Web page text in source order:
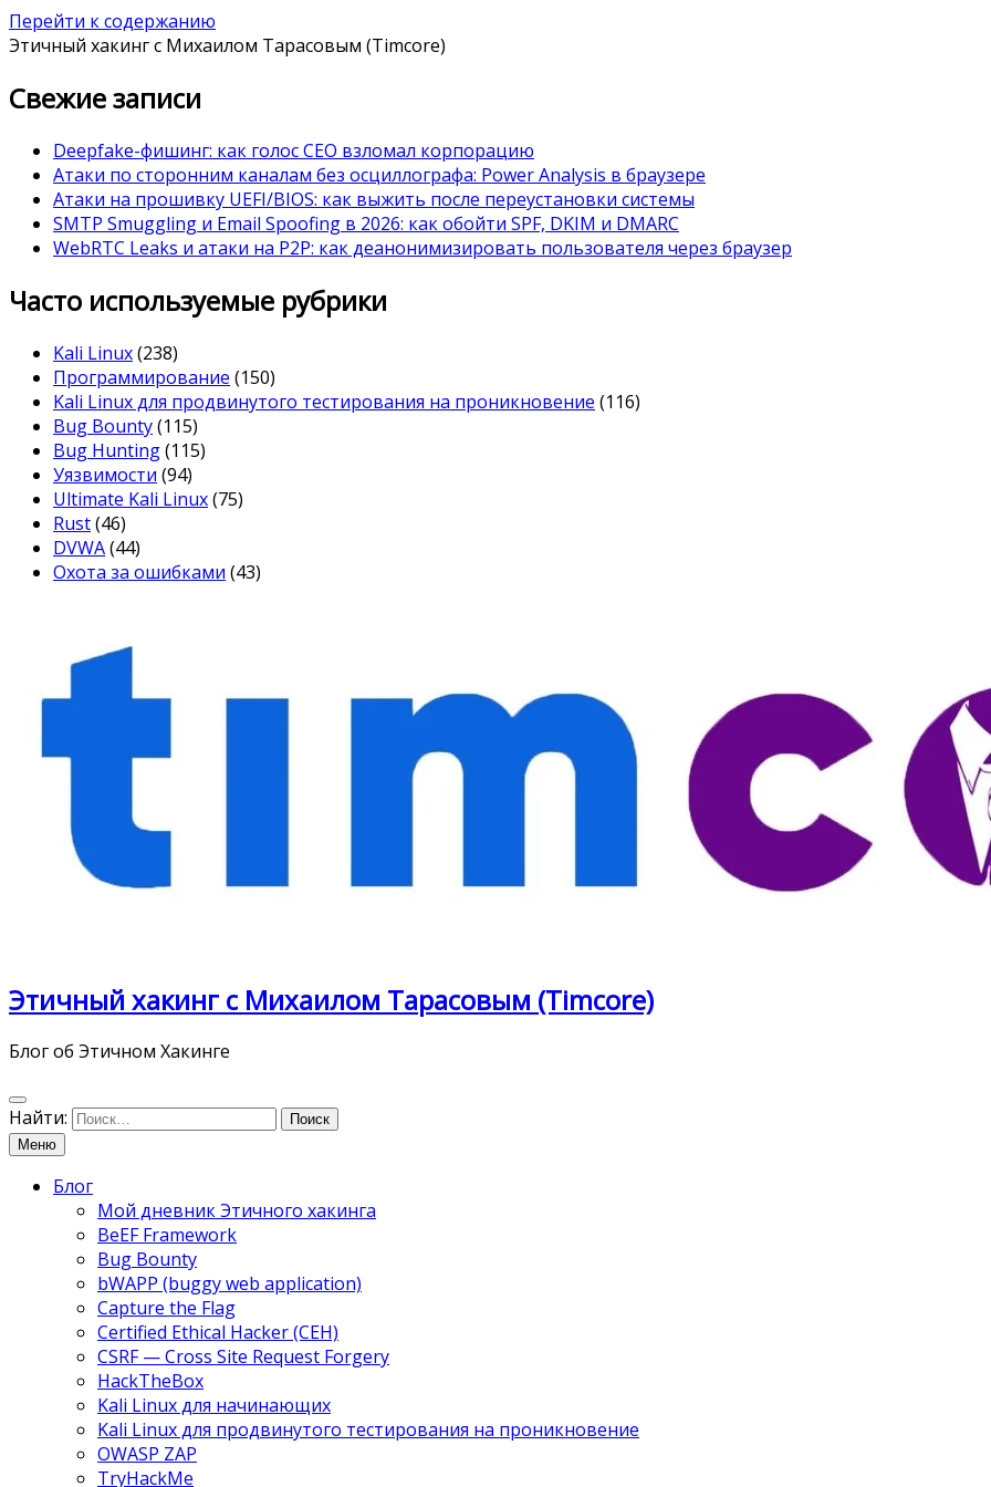
Перейти к содержанию
Этичный хакинг с Михаилом Тарасовым (Timcore)
Свежие записи
Deepfake-фишинг: как голос CEO взломал корпорацию
Атаки по сторонним каналам без осциллографа: Power Analysis в браузере
Атаки на прошивку UEFI/BIOS: как выжить после переустановки системы
SMTP Smuggling и Email Spoofing в 2026: как обойти SPF, DKIM и DMARC
WebRTC Leaks и атаки на P2P: как деанонимизировать пользователя через браузер
Часто используемые рубрики
Kali Linux(238)
Программирование (150)
Kali Linux для продвинутого тестирования на проникновение (116)
Bug Bounty(115)
Bug Hunting(115)
Уязвимости (94)
Ultimate Kali Linux(75)
Rust(46)
DVWA(44)
Охота за ошибками (43)
Этичный хакинг с Михаилом Тарасовым (Timcore)
Блог об Этичном Хакинге
Найти:
Меню
Блог
Мой дневник Этичного хакинга
BeEF Framework
Bug Bounty
bWAPP (buggy web application)
Capture the Flag
Certified Ethical Hacker (CEH)
CSRF — Cross Site Request Forgery
HackTheBox
Kali Linux для начинающих
Kali Linux для продвинутого тестирования на проникновение
OWASP ZAP
TryHackMe